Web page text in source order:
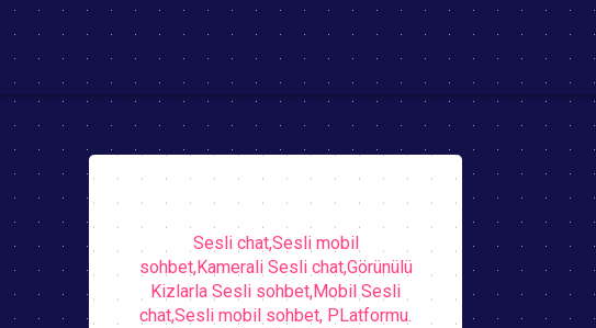
Sesli chat,Sesli mobil
sohbet,Kamerali Sesli chat,Görünülü
Kizlarla Sesli sohbet,Mobil Sesli
chat,Sesli mobil sohbet, PLatformu.